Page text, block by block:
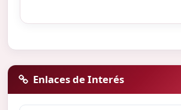
Enlaces de Interés